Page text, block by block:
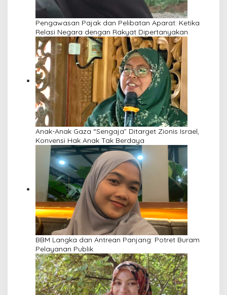
Pengawasan Pajak dan Pelibatan Aparat: Ketika
Relasi Negara dengan Rakyat Dipertanyakan
Anak-Anak Gaza “Sengaja” Ditarget Zionis Israel,
Konvensi Hak Anak Tak Berdaya
BBM Langka dan Antrean Panjang: Potret Buram
Pelayanan Publik